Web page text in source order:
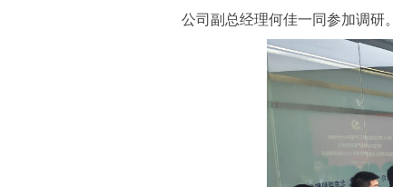
公司副总经理何佳一同参加调研。